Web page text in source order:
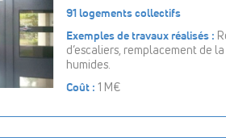
91 logements collectifs
Exemples de travaux réalisés :
d’escaliers, remplacement de
humides.
Coût : 1 M€